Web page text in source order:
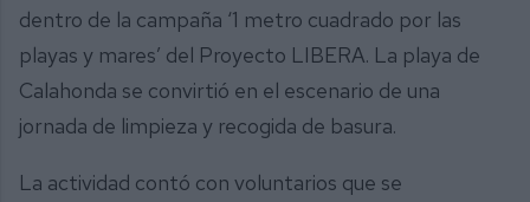
dentro de la campaña ‘1 metro cuadrado por las
playas y mares’ del Proyecto LIBERA. La playa de
Calahonda se convirtió en el escenario de una
jornada de limpieza y recogida de basura.
La actividad contó con voluntarios que se